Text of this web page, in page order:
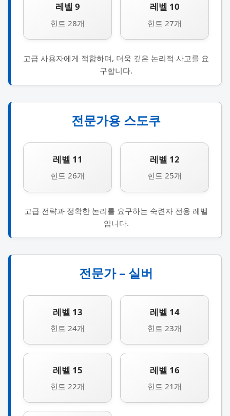
레벨 9
힌트 28개
레벨 10
힌트 27개
고급 사용자에게 적합하며, 더욱 깊은 논리적 사고를 요
구합니다.
전문가용 스도쿠
레벨 11
힌트 26개
레벨 12
힌트 25개
고급 전략과 정확한 논리를 요구하는 숙련자 전용 레벨
입니다.
전문가 – 실버
레벨 13
힌트 24개
레벨 14
힌트 23개
레벨 15
힌트 22개
레벨 16
힌트 21개